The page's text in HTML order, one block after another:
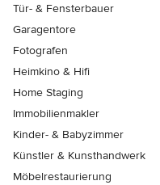
Tür- & Fensterbauer
Garagentore
Fotografen
Heimkino & Hifi
Home Staging
Immobilienmakler
Kinder- & Babyzimmer
Künstler & Kunsthandwerk
Möbelrestaurierung